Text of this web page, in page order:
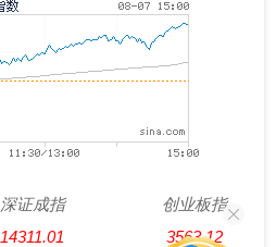
深证成指
14311.01
创业板指
3563.12